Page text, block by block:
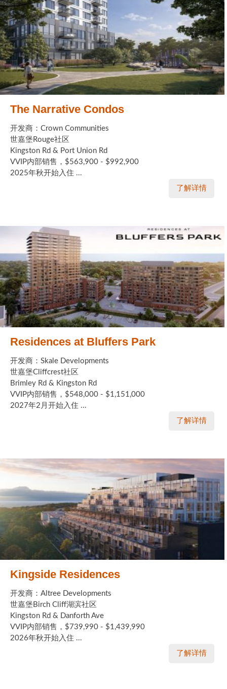
The Narrative Condos
开发商：Crown Communities
世嘉堡Rouge社区
Kingston Rd & Port Union Rd
VVIP内部销售，$563,900 - $992,900
2025年秋开始入住 ...
了解详情
Residences at Bluffers Park
开发商：Skale Developments
世嘉堡Cliffcrest社区
Brimley Rd & Kingston Rd
VVIP内部销售，$548,000 - $1,151,000
2027年2月开始入住 ...
了解详情
Kingside Residences
开发商：Altree Developments
世嘉堡Birch Cliff湖滨社区
Kingston Rd & Danforth Ave
VVIP内部销售，$739,990 - $1,439,990
2026年秋开始入住 ...
了解详情